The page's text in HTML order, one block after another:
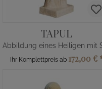
TAPUL
Ihr Komplettpreis ab 172,00 €